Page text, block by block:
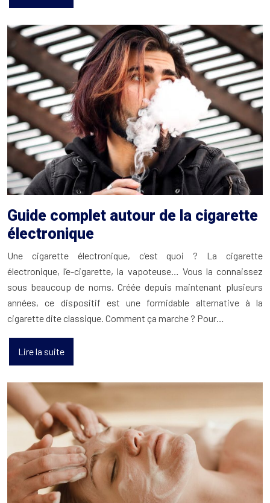
Guide complet autour de la cigarette
électronique
Une cigarette électronique, c’est quoi ? La cigarette
électronique, l’e-cigarette, la vapoteuse… Vous la connaissez
sous beaucoup de noms. Créée depuis maintenant plusieurs
années, ce dispositif est une formidable alternative à la
cigarette dite classique. Comment ça marche ? Pour…
Lire la suite